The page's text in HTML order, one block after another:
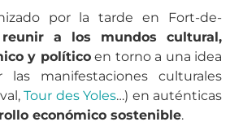
por la tarde en Fort-de-
reunir a los mundos cultural,
y políticoen torno a una idea
las manifestaciones culturales
Tour des Yoles…) en auténticas
económico sostenible.